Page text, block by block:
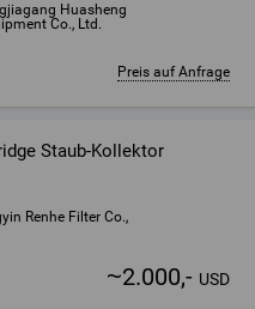
Huasheng
Co., Ltd.
Preis auf Anfrage
Staub-Kollektor
Renhe Filter Co.,
~2.000,- USD